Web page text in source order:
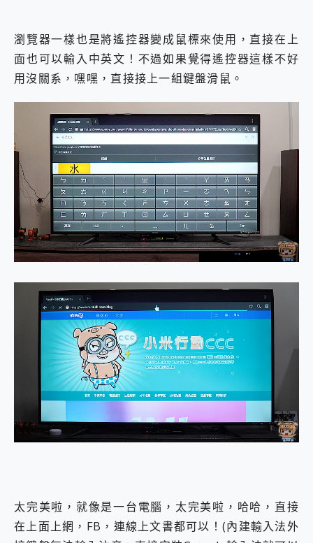
瀏覽器一樣也是將遙控器變成鼠標來使用，直接在上
面也可以輸入中英文！不過如果覺得遙控器這樣不好
用沒關系，嘿嘿，直接接上一組鍵盤滑鼠。
太完美啦，就像是一台電腦，太完美啦，哈哈，直接
在上面上網，FB，連線上文書都可以！(內建輸入法外